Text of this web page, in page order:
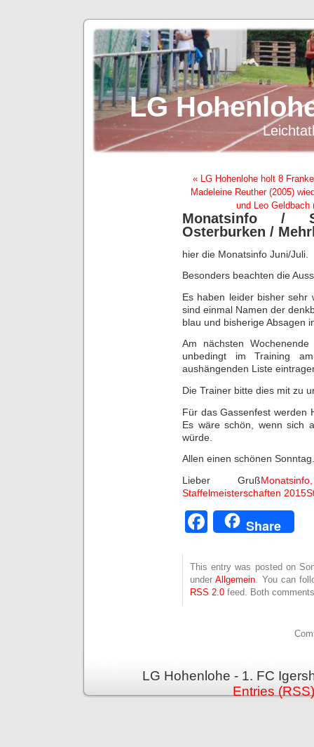
LG
« LG Hohenlohe holt 8
Madeleine Reuther (2005)
und Leo Geldbach
Monatsinfo /
Osterburken /
hier die Monatsinfo Juni/Juli.
Besonders beachten die
Es haben leider bisher sehr
sind einmal Namen der
blau und bisherige Absagen
Am nächsten
unbedingt im Training
aushängenden Liste
Die Trainer bitte dies mit zu
Für das Gassenfest werden
Es wäre schön, wenn sich
würde.
Allen einen schönen Sonntag.
Lieber Gruß
Staffelmeisterschaften 2015
Facebook
Share
This entry was posted on
underAllgemein . You can
RSS 2.0 feed. Both
LG Hohenlohe - 1. FC
Entries (RSS)